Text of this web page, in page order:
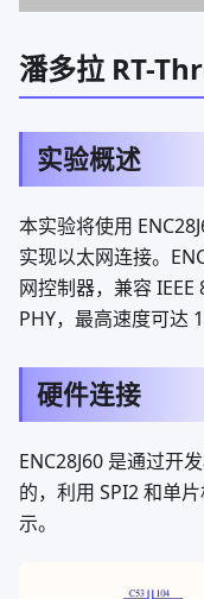
潘多拉 RT-
实验概述
本实验将使用
实现以太网连接。
网控制器，兼容 IEEE
PHY，最高速度可达
硬件连接
ENC28J60 是通过开
的，利用 SPI2 和单
示。